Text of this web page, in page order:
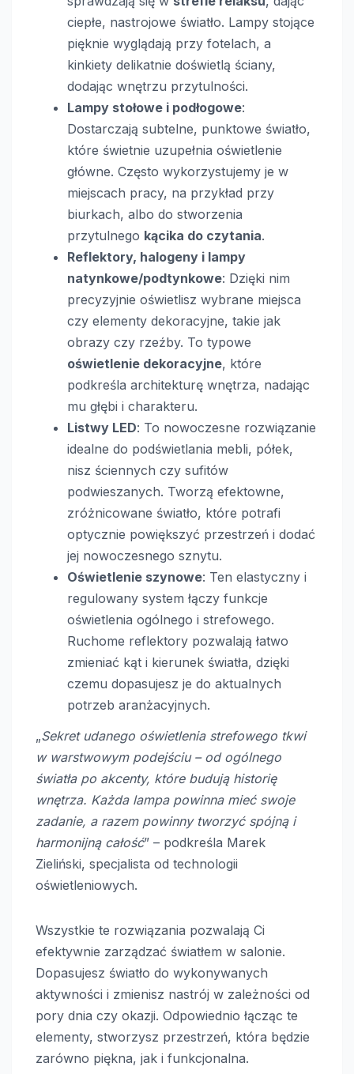
ciepłe, nastrojowe światło. Lampy stojące
pięknie wyglądają przy fotelach, a
kinkiety delikatnie doświetlą ściany,
dodając wnętrzu przytulności.
Lampy stołowe i podłogowe:
Dostarczają subtelne, punktowe światło,
które świetnie uzupełnia oświetlenie
główne. Często wykorzystujemy je w
miejscach pracy, na przykład przy
biurkach, albo do stworzenia
przytulnego kącika do czytania.
Reflektory, halogeny i lampy
natynkowe/podtynkowe: Dzięki nim
precyzyjnie oświetlisz wybrane miejsca
czy elementy dekoracyjne, takie jak
obrazy czy rzeźby. To typowe
oświetlenie dekoracyjne, które
podkreśla architekturę wnętrza, nadając
mu głębi i charakteru.
Listwy LED: To nowoczesne rozwiązanie
idealne do podświetlania mebli, półek,
nisz ściennych czy sufitów
podwieszanych. Tworzą efektowne,
zróżnicowane światło, które potrafi
optycznie powiększyć przestrzeń i dodać
jej nowoczesnego sznytu.
Oświetlenie szynowe: Ten elastyczny i
regulowany system łączy funkcje
oświetlenia ogólnego i strefowego.
Ruchome reflektory pozwalają łatwo
zmieniać kąt i kierunek światła, dzięki
czemu dopasujesz je do aktualnych
potrzeb aranżacyjnych.
„Sekret udanego oświetlenia strefowego tkwi
w warstwowym podejściu – od ogólnego
światła po akcenty, które budują historię
wnętrza. Każda lampa powinna mieć swoje
zadanie, a razem powinny tworzyć spójną i
harmonijną całość” – podkreśla Marek
Zieliński, specjalista od technologii
oświetleniowych.
Wszystkie te rozwiązania pozwalają Ci
efektywnie zarządzać światłem w salonie.
Dopasujesz światło do wykonywanych
aktywności i zmienisz nastrój w zależności od
pory dnia czy okazji. Odpowiednio łącząc te
elementy, stworzysz przestrzeń, która będzie
zarówno piękna, jak i funkcjonalna.